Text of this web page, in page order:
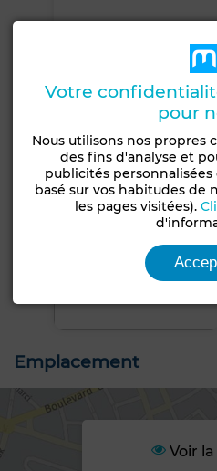
Emplacement
Voir
Votre
pour
Nous utilisons nos propres
des fins d'analyse et
publicités
basé sur vos habitudes de
les pages visitées).